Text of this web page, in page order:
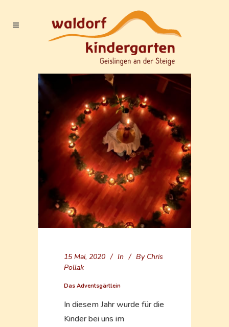
15 Mai, 2020 In By Chris
Pollak
Das Adventsgärtlein
In diesem Jahr wurde für die
Kinder bei uns im